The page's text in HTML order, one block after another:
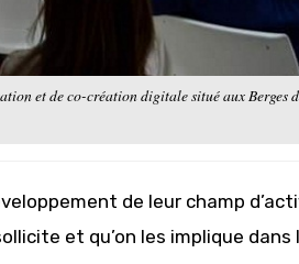
et de co-création digitale situé aux Berges
de leur champ
et qu’on les implique